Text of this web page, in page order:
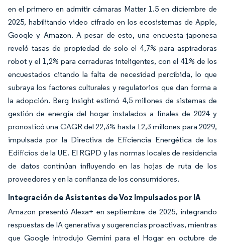
en el primero en admitir cámaras Matter 1.5 en diciembre de
2025, habilitando video cifrado en los ecosistemas de Apple,
Google y Amazon. A pesar de esto, una encuesta japonesa
reveló tasas de propiedad de solo el 4,7% para aspiradoras
robot y el 1,2% para cerraduras inteligentes, con el 41% de los
encuestados citando la falta de necesidad percibida, lo que
subraya los factores culturales y regulatorios que dan forma a
la adopción. Berg Insight estimó 4,5 millones de sistemas de
gestión de energía del hogar instalados a finales de 2024 y
pronosticó una CAGR del 22,3% hasta 12,3 millones para 2029,
impulsada por la Directiva de Eficiencia Energética de los
Edificios de la UE. El RGPD y las normas locales de residencia
de datos continúan influyendo en las hojas de ruta de los
proveedores y en la confianza de los consumidores.
Integración de Asistentes de Voz Impulsados por IA
Amazon presentó Alexa+ en septiembre de 2025, integrando
respuestas de IA generativa y sugerencias proactivas, mientras
que Google introdujo Gemini para el Hogar en octubre de